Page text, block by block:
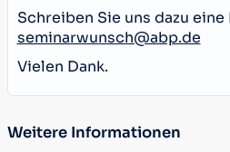
Schreiben Sie uns dazu eine
seminarwunsch@abp.de
Vielen Dank.
Weitere Informationen